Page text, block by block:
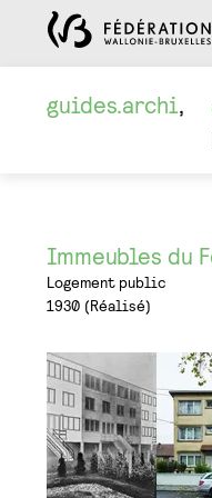
guides.archi
Immeubles du
Logement public
1930 Réalisé